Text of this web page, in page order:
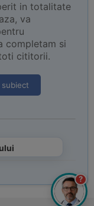
in totalitate
va
completam si
cititorii.
?